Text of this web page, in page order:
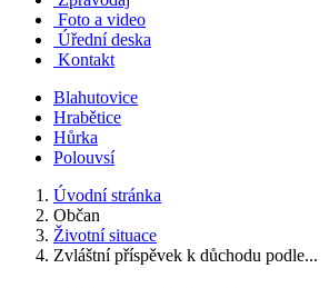
Foto a video
Úřední deska
Kontakt
Blahutovice
Hrabětice
Hůrka
Polouvsí
Úvodní stránka
Občan
Životní situace
Zvláštní příspěvek k důchodu podle...